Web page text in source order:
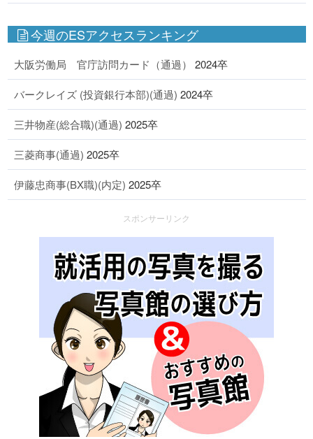
今週のESアクセスランキング
大阪労働局 官庁訪問カード（通過） 2024卒
バークレイズ (投資銀行本部)(通過) 2024卒
三井物産(総合職)(通過) 2025卒
三菱商事(通過) 2025卒
伊藤忠商事(BX職)(内定) 2025卒
スポンサーリンク